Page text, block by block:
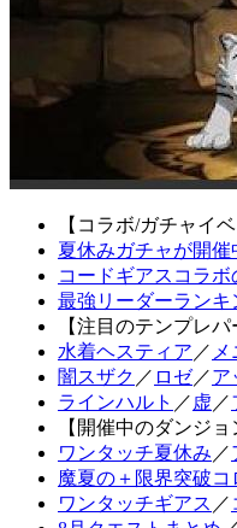
【コラボ/ガチャイ
夏休みガチャが開
コードギアスコラ
最強リーダーランキ
【注目のテンプレパ
水着ヘスティア ／
闇スザク ／ ロゼ／ア
ラインハルト ／ 虚 ／
【開催中のダンジョ
ワンタッチ夏休み ／
魔夏の＋限界突破コ
ワンタッチギアス ／